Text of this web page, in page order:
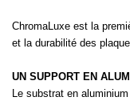
ChromaLuxe est la
et la durabilité des
UN SUPPORT EN
Le substrat en